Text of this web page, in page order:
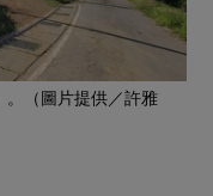
。（圖片提供／許雅